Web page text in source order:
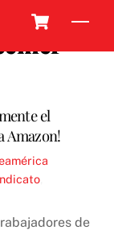
el
Amazon!
de